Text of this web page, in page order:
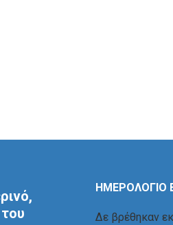
ΗΜΕΡΟΛΟΓΙΟ
Δε βρέθηκαν